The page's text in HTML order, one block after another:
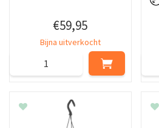
€59,95
Bijna uitverkocht